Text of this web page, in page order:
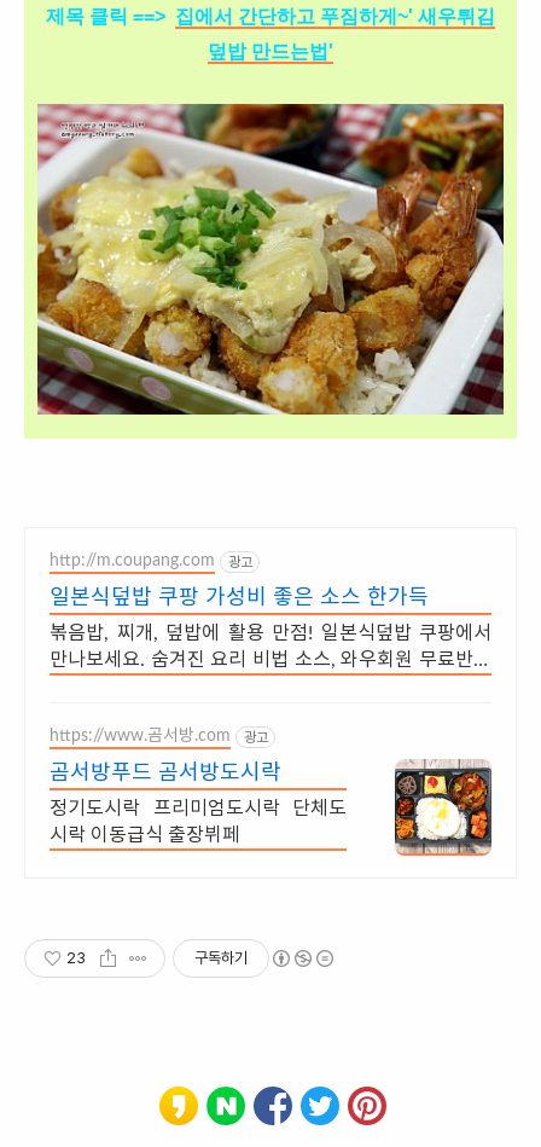
제목 클릭 ==> 집에서 간단하고 푸짐하게~' 새우튀김
덮밥 만드는법'
http://m.coupang.com 광고
일본식덮밥 쿠팡 가성비 좋은 소스 한가득
볶음밥, 찌개, 덮밥에 활용 만점! 일본식덮밥 쿠팡에서
만나보세요. 숨겨진 요리 비법 소스, 와우회원 무료반품
https://www.곰서방.com 광고
곰서방푸드 곰서방도시락
정기도시락 프리미엄도시락 단체도
시락 이동급식 출장뷔페
23 구독하기